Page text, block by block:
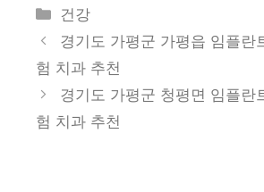
카
테
고
리
건강
경기도 가평군 가평읍 임플란
험 치과 추천
경기도 가평군 청평면 임플란
험 치과 추천